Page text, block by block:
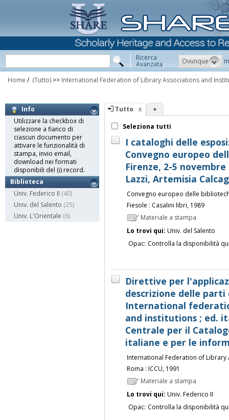
Ricerca
Avanzata Ovunque
Home / (Tutto) >> International Federation of Library Associations and
Info
Utilizzare la checkbox di
selezione a fianco di
ciascun documento per
attivare le funzionalità di
stampa, invio email,
download nei formati
disponibili del (i) record.
Biblioteca
Univ. Federico II (40)
Univ. del Salento (25)
Univ. L'Orientale (6)
Tutto +
Seleziona tutti
I cataloghi delle
Convegno europeo
Firenze, 2-5
Lazzi, Artemisia
Convegno europeo delle
Fiesole : Casalini libri, 1989
Materiale a stampa
Lo trovi qui: Univ. del Salento
Opac: Controlla la disponibilità
Direttive per
descrizione delle
International
and institutions ; ed.
Centrale per il
italiane e per le
International Federation of
Roma : ICCU, 1991
Materiale a stampa
Lo trovi qui: Univ. Federico II
Opac: Controlla la disponibilità